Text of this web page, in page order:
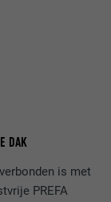
DAK
is met
PREFA